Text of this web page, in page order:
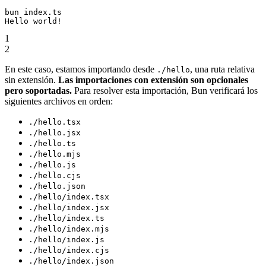
bun index.ts
Hello world!
1
2
En este caso, estamos importando desde ./hello, una ruta relativa
sin extensión. Las importaciones con extensión son opcionales
pero soportadas. Para resolver esta importación, Bun verificará los
siguientes archivos en orden:
./hello.tsx
./hello.jsx
./hello.ts
./hello.mjs
./hello.js
./hello.cjs
./hello.json
./hello/index.tsx
./hello/index.jsx
./hello/index.ts
./hello/index.mjs
./hello/index.js
./hello/index.cjs
./hello/index.json